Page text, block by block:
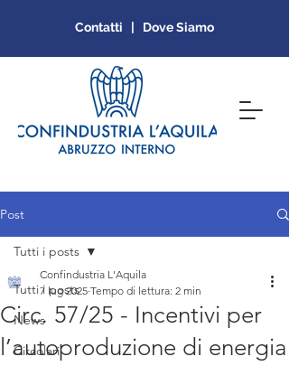
Contatti | Dove Siamo
Post
Tutti i posts
News
Circolari
Tutti i posts
Circ. 57/25 - Incentivi per
l’autoproduzione di energia
Confindustria L'Aquila
7 lug 2025 Tempo di lettura: 2 min